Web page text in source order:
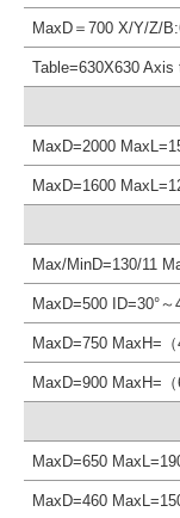
MaxD＝700 X/Y/Z/
Table=630X630
MaxD=2000
MaxD=1600
Max/MinD=130/11
MaxD=500 ID=30°
MaxD=750 MaxH=
MaxD=900 MaxH=
MaxD=650
MaxD=460